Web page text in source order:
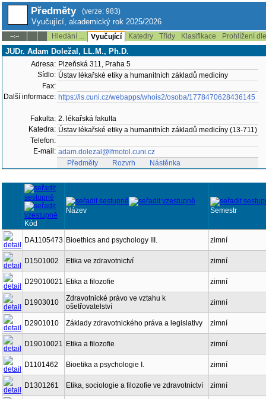
Předměty (verze: 983)
Vyučující, akademický rok 2025/2026
--:-- Hledání ... Vyučující Katedry Třídy Klasifikace Prohlížení
JUDr. Adam Doležal, LL.M., Ph.D.
Adresa: Plzeňská 311, Praha 5
Sídlo: Ústav lékařské etiky a humanitních základů medicíny
Fax:
Další informace: https://is.cuni.cz/webapps/whois2/osoba/1778470628436145
Fakulta: 2. lékařská fakulta
Katedra: Ústav lékařské etiky a humanitních základů medicíny (13-711)
Telefon:
E-mail: adam.dolezal@lfmotol.cuni.cz
Předměty
Rozvrh Nástěnka
Kód
Název Semestr
DA1105473 Bioethics and psychology III. zimní
D1501002 Etika ve zdravotnictví zimní
D29010021 Etika a filozofie zimní
D1903010
Zdravotnické právo ve vztahu k
ošetřovatelství
zimní
D2901010 Základy zdravotnického práva a legislativy zimní
D19010021 Etika a filozofie zimní
D1101462 Bioetika a psychologie I. zimní
D1301261 Etika, sociologie a filozofie ve zdravotnictví zimní